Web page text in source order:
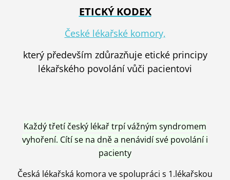
ETICKÝ KODEX
České lékařské komory,
který především zdůrazňuje etické principy
lékařského povolání vůči pacientovi
Každý třetí český lékař trpí vážným syndromem
vyhoření. Cítí se na dně a nenávidí své povolání i
pacienty
Česká lékařská komora ve spolupráci s 1.lékařskou